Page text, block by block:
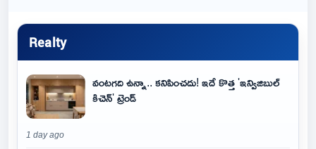
Realty
వంటగది ఉన్నా.. కనిపించదు! ఇదే కొత్త 'ఇన్విజిబుల్
కిచెన్' ట్రెండ్
1 day ago